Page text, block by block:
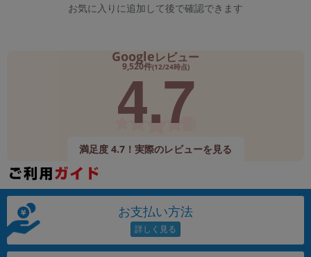
お気に入りに追加して後で確認できます
Googleレビュー
9,520件(12/24時点)
4.7
満足度 4.7！実際のレビューを見る
お支払い方法